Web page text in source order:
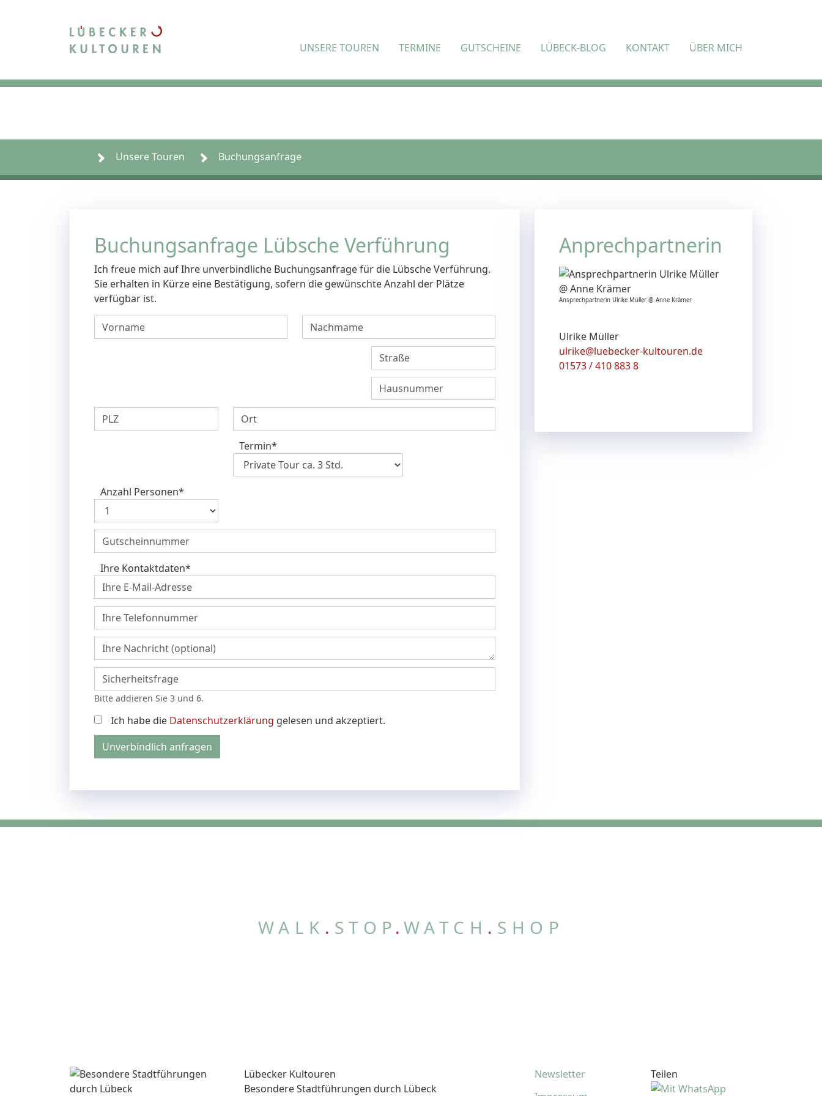
UNSERE TOUREN TERMINE GUTSCHEINE LÜBECK-BLOG KONTAKT ÜBER MICH
Unsere Touren Buchungsanfrage
Buchungsanfrage Lübsche Verführung
Ich freue mich auf Ihre unverbindliche Buchungsanfrage für die Lübsche Verführung.
Sie erhalten in Kürze eine Bestätigung, sofern die gewünschte Anzahl der Plätze
verfügbar ist.
Termin*
Anzahl Personen*
Ihre Kontaktdaten*
Bitte addieren Sie 3 und 6.
Ich habe die Datenschutzerklärung gelesen und akzeptiert.
Unverbindlich anfragen
Anprechpartnerin
Ansprechpartnerin Ulrike Müller @ Anne Krämer
Ulrike Müller
ulrike@luebecker-kultouren.de
01573 / 410 883 8
WALK . STOP . WATCH . SHOP
Lübecker Kultouren
Besondere Stadtführungen durch Lübeck
Newsletter
Teilen